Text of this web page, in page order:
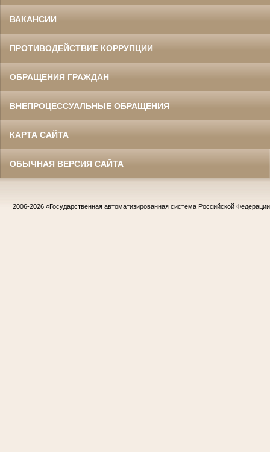
ВАКАНСИИ
ПРОТИВОДЕЙСТВИЕ КОРРУПЦИИ
ОБРАЩЕНИЯ ГРАЖДАН
ВНЕПРОЦЕССУАЛЬНЫЕ ОБРАЩЕНИЯ
КАРТА САЙТА
ОБЫЧНАЯ ВЕРСИЯ САЙТА
2006-2026 «Государственная автоматизированная система Российской